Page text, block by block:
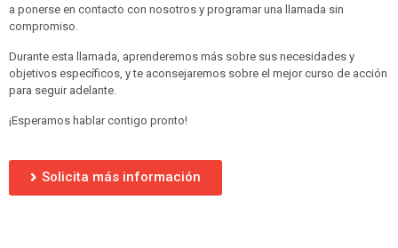
a ponerse en contacto con nosotros y programar una llamada sin
compromiso.
Durante esta llamada, aprenderemos más sobre sus necesidades y
objetivos específicos, y te aconsejaremos sobre el mejor curso de acción
para seguir adelante.
¡Esperamos hablar contigo pronto!
Solicita más información